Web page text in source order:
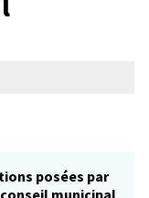
posées par
municipal